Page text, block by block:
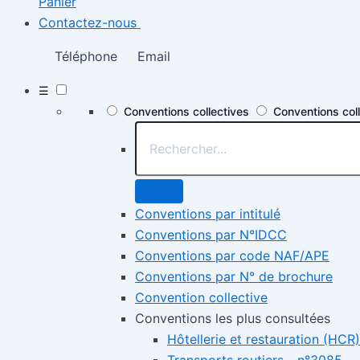
Contactez-nous
Téléphone Email
☰
Conventions collectives
Conventions
Conventions par intitulé
Conventions par N°IDCC
Conventions par code NAF/APE
Conventions par N° de brochure
Convention collective
Conventions les plus consultées
Hôtellerie et restauration (HCR)